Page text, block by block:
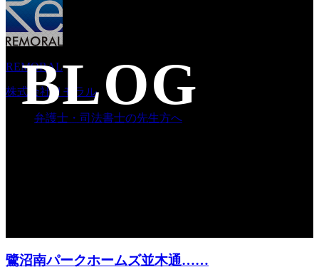
REMORAL
株式会社リモラル
弁護士・司法書士の先生方へ
BLOG
鷺沼南パークホームズ並木通……